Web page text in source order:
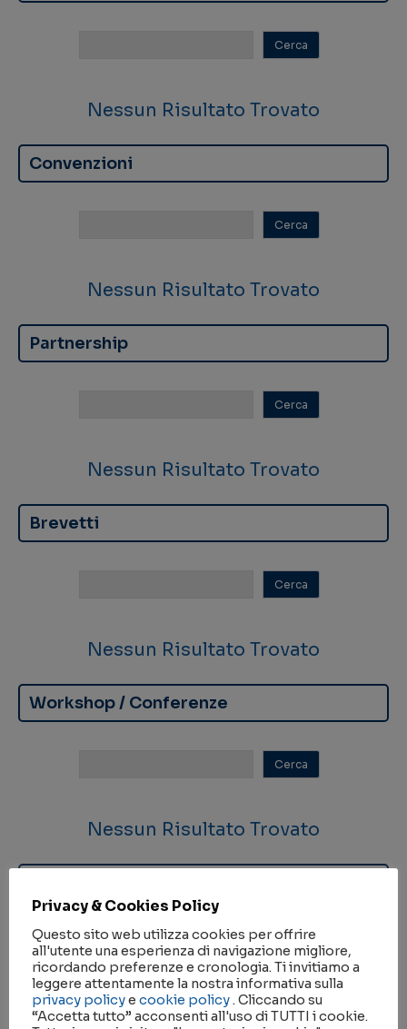
Nessun Risultato Trovato
Convenzioni
Nessun Risultato Trovato
Partnership
Nessun Risultato Trovato
Brevetti
Nessun Risultato Trovato
Workshop / Conferenze
Nessun Risultato Trovato
Nessun Risultato Trovato
Privacy & Cookies Policy
Questo sito web utilizza cookies per offrire
all'utente una esperienza di navigazione migliore,
ricordando preferenze e cronologia. Ti invitiamo a
leggere attentamente la nostra informativa sulla
privacy policye cookie policy . Cliccando su
“Accetta tutto” acconsenti all'uso di TUTTI i cookie.